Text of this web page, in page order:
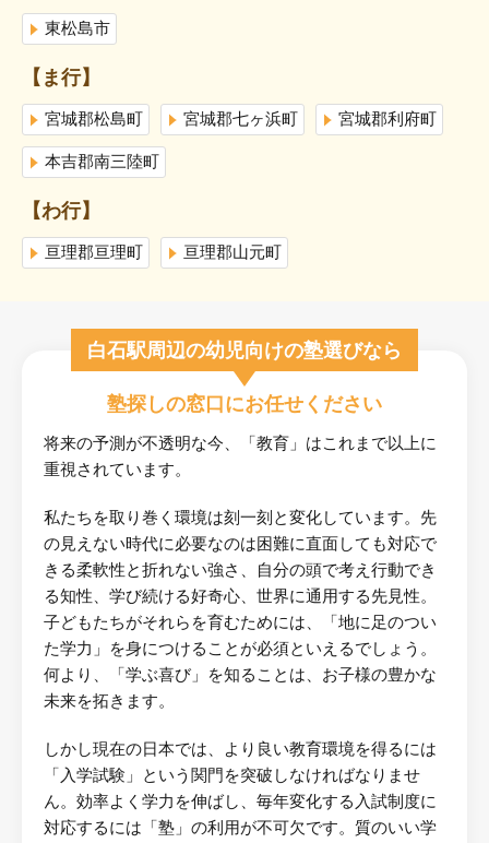
東松島市
【ま行】
宮城郡松島町 宮城郡七ヶ浜町 宮城郡利府町
本吉郡南三陸町
【わ行】
亘理郡亘理町 亘理郡山元町
白石駅周辺の幼児向けの塾選びなら
塾探しの窓口にお任せください
将来の予測が不透明な今、「教育」はこれまで以上に
重視されています。
私たちを取り巻く環境は刻一刻と変化しています。先
の見えない時代に必要なのは困難に直面しても対応で
きる柔軟性と折れない強さ、自分の頭で考え行動でき
る知性、学び続ける好奇心、世界に通用する先見性。
子どもたちがそれらを育むためには、「地に足のつい
た学力」を身につけることが必須といえるでしょう。
何より、「学ぶ喜び」を知ることは、お子様の豊かな
未来を拓きます。
しかし現在の日本では、より良い教育環境を得るには
「入学試験」という関門を突破しなければなりませ
ん。効率よく学力を伸ばし、毎年変化する入試制度に
対応するには「塾」の利用が不可欠です。質のいい学